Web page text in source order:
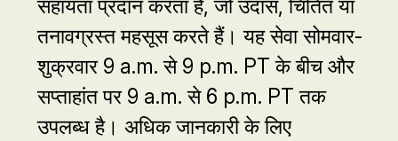
सहायता प्रदान करता है, जो उदास, चिंतित या
तनावग्रस्त महसूस करते हैं। यह सेवा सोमवार-
शुक्रवार 9 a.m. से 9 p.m. PT के बीच और
सप्ताहांत पर 9 a.m. से 6 p.m. PT तक
उपलब्ध है। अधिक जानकारी के लिए